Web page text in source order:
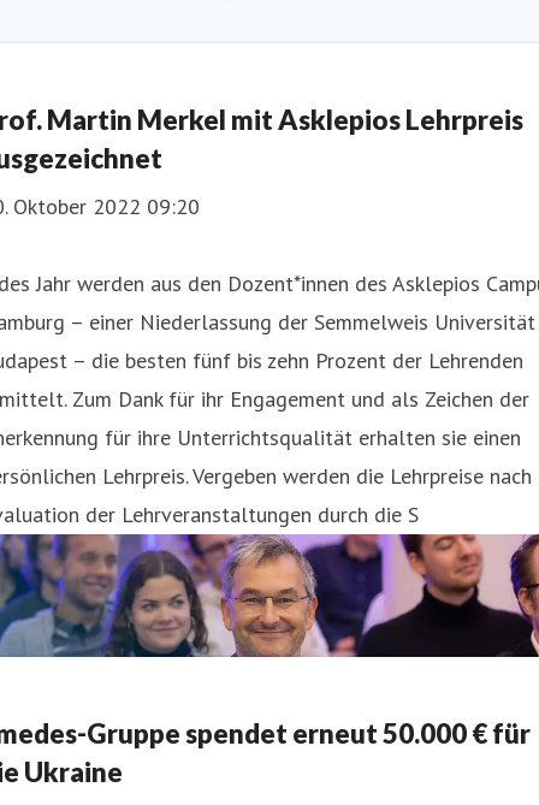
Martin Merkel mit Asklepios Lehrpreis
Oktober 2022 09:20
Jahr werden aus den Dozent*innen des Asklepios
– einer Niederlassung der Semmelweis Universität
– die besten fünf bis zehn Prozent der Lehrenden
Zum Dank für ihr Engagement und als Zeichen der
für ihre Unterrichtsqualität erhalten sie einen
Lehrpreis. Vergeben werden die Lehrpreise nach
der Lehrveranstaltungen durch die S
Gruppe spendet erneut 50.000 € für
Ukraine